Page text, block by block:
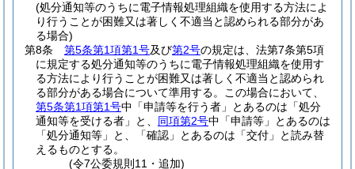
(処分通知等のうちに電子情報処理組織を使用する方法によ
り行うことが困難又は著しく不適当と認められる部分があ
る場合)
第8条
第5条第1項第1号及び第2号の規定は、法第7条第5項
に規定する処分通知等のうちに電子情報処理組織を使用す
る方法により行うことが困難又は著しく不適当と認められ
る部分がある場合について準用する。
この場合において、
第5条第1項第1号中「申請等を行う者」とあるのは「処分
通知等を受ける者」と、 同項第2号中「申請等」とあるのは
「処分通知等」と、「確認」とあるのは「交付」と読み替
えるものとする。
(令7公委規則11・追加)